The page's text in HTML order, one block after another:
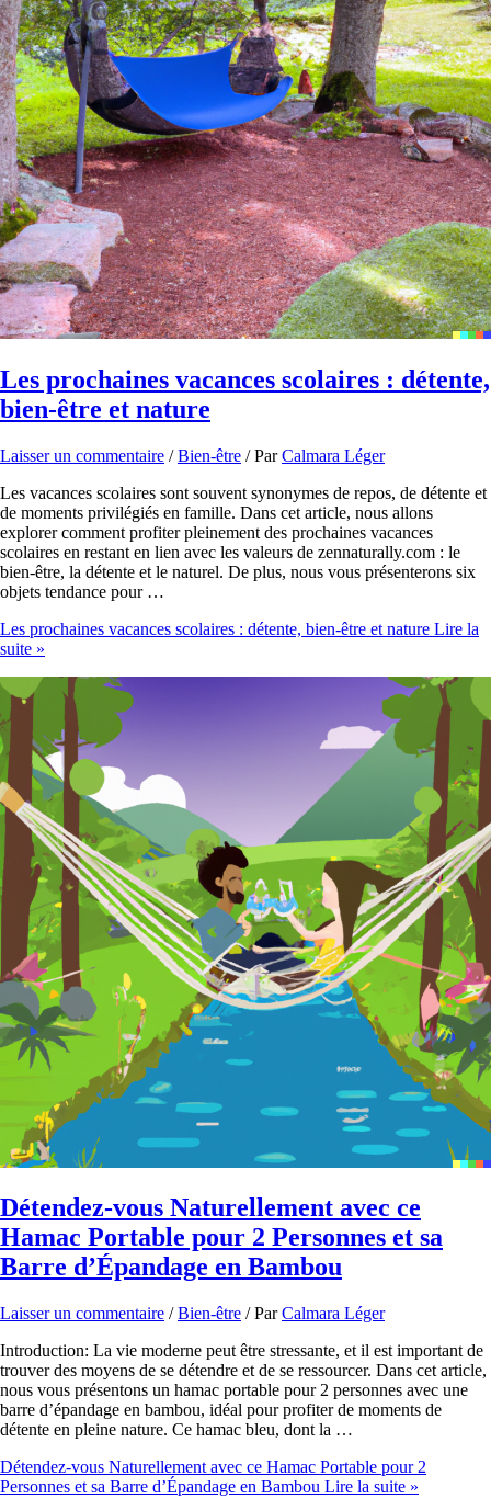
Les prochaines vacances scolaires : détente,
bien-être et nature
Laisser un commentaire /Bien-être / ParCalmara Léger
Les vacances scolaires sont souvent synonymes de repos, de détente et
de moments privilégiés en famille. Dans cet article, nous allons
explorer comment profiter pleinement des prochaines vacances
scolaires en restant en lien avec les valeurs de zennaturally.com : le
bien-être, la détente et le naturel. De plus, nous vous présenterons six
objets tendance pour …
Les prochaines vacances scolaires : détente, bien-être et nature Lire la
suite »
Détendez-vous Naturellement avec ce
Hamac Portable pour 2 Personnes et sa
Barre d’Épandage en Bambou
Laisser un commentaire /Bien-être / ParCalmara Léger
Introduction: La vie moderne peut être stressante, et il est important de
trouver des moyens de se détendre et de se ressourcer. Dans cet article,
nous vous présentons un hamac portable pour 2 personnes avec une
barre d’épandage en bambou, idéal pour profiter de moments de
détente en pleine nature. Ce hamac bleu, dont la …
Détendez-vous Naturellement avec ce Hamac Portable pour 2
Personnes et sa Barre d’Épandage en Bambou Lire la suite »